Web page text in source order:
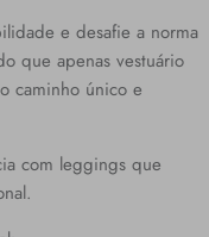
e desafie a norma
que apenas vestuário
caminho único e
com leggings que